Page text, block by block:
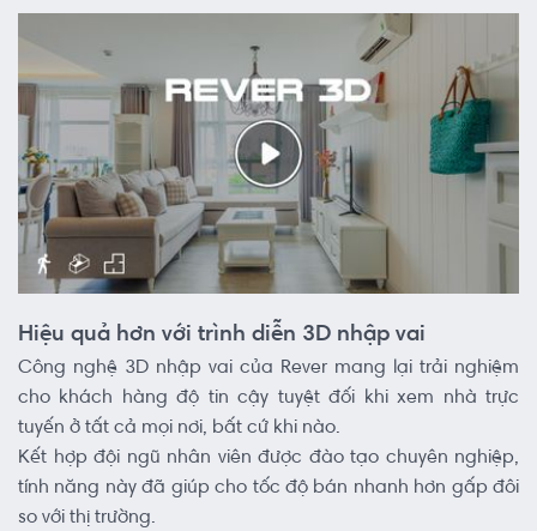
Hiệu quả hơn với trình diễn 3D nhập vai
Công nghệ 3D nhập vai của Rever mang lại trải nghiệm
cho khách hàng độ tin cậy tuyệt đối khi xem nhà trực
tuyến ở tất cả mọi nơi, bất cứ khi nào.
Kết hợp đội ngũ nhân viên được đào tạo chuyên nghiệp,
tính năng này đã giúp cho tốc độ bán nhanh hơn gấp đôi
so với thị trường.